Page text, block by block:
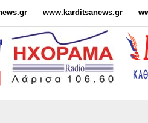
www.karditsanews.gr